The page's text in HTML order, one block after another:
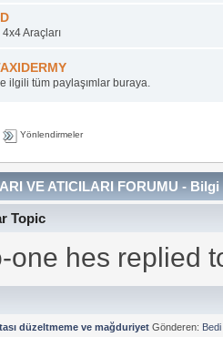
Araçları
ilgili tüm paylaşımlar buraya.
Yönlendirmeler
VE ATICILARI FORUMU -
Topic
one hes replied
düzeltmeme ve mağduriyet Gönderen: